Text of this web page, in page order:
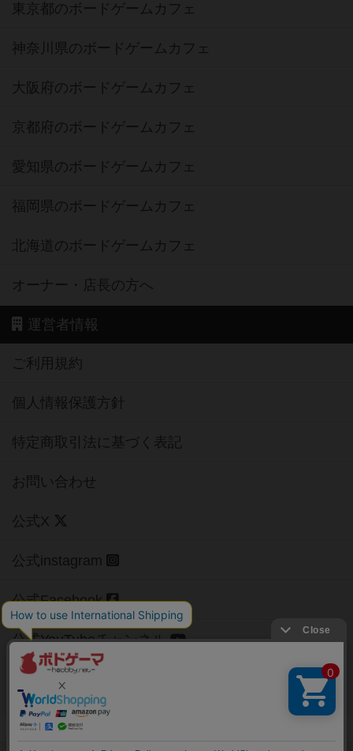
東京都のボードゲームカフェ
神奈川県のボードゲームカフェ
大阪府のボードゲームカフェ
京都府のボードゲームカフェ
愛知県のボードゲームカフェ
福岡県のボードゲームカフェ
北海道のボードゲームカフェ
オーナー・店長の方へ
運営者情報
ご利用規約
個人情報保護方針
特定商取引法に基づく表記
お問い合わせ
公式X
公式instagram
公式Facebook
公式YouTubeチャンネル